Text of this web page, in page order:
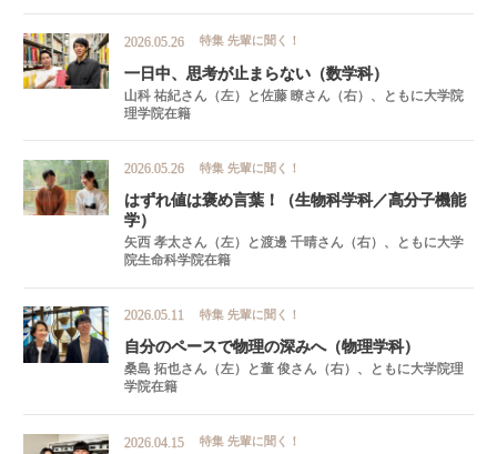
2026.05.26 特集 先輩に聞く！
一日中、 思考が止まらない （数学科）
山科 祐紀さん（左）と佐藤 瞭さん（右）、ともに大学院
理学院在籍
2026.05.26 特集 先輩に聞く！
はずれ値は褒め言葉！ （生物科学科／高分子機能
学）
矢西 孝太さん（左）と渡邊 千晴さん（右）、ともに大学
院生命科学院在籍
2026.05.11 特集 先輩に聞く！
自分のペースで物理の深みへ（物理学科）
桑島 拓也さん（左）と董 俊さん（右）、ともに大学院理
学院在籍
2026.04.15 特集 先輩に聞く！